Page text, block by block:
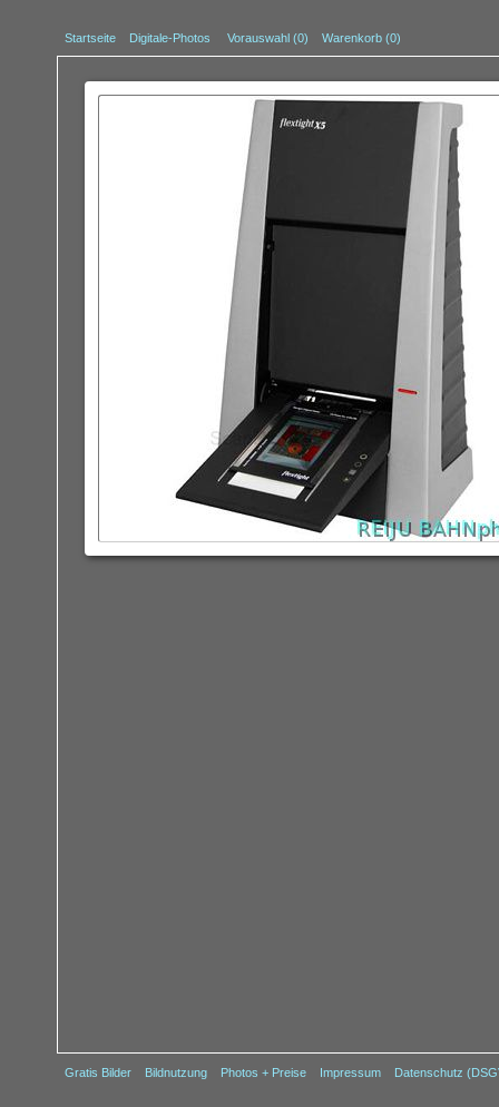
Startseite Digitale-Photos Vorauswahl (0) Warenkorb (0)
Gratis Bilder Bildnutzung Photos + Preise Impressum Datenschutz